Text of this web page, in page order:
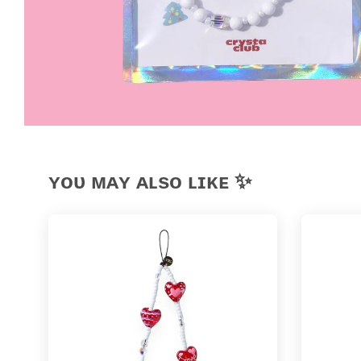
ʏᴏᴜ ᴍᴀʏ ᴀʟsᴏ ʟɪᴋᴇ ✨